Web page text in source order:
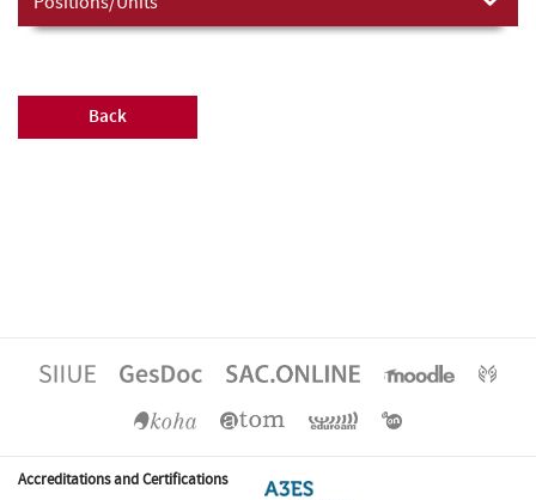
Back
Accreditations and Certifications